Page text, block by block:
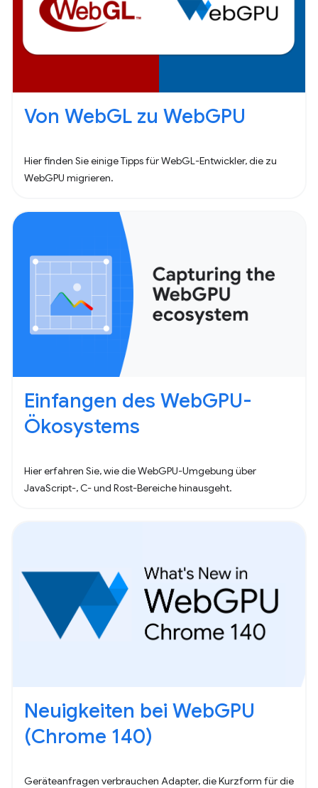
Von WebGL zu WebGPU
Hier finden Sie einige Tipps für WebGL-Entwickler, die zu
WebGPU migrieren.
Einfangen des WebGPU-
Ökosystems
Hier erfahren Sie, wie die WebGPU-Umgebung über
JavaScript-, C- und Rost-Bereiche hinausgeht.
Neuigkeiten bei WebGPU
(Chrome 140)
Geräteanfragen verbrauchen Adapter, die Kurzform für die